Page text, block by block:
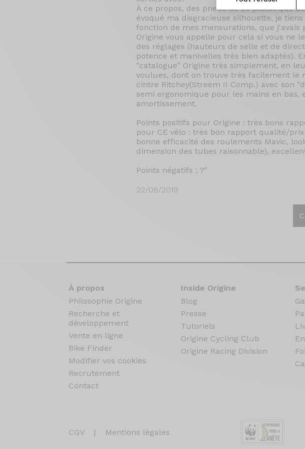
À ce propos, des pneus de 25 plutôt que
évoqué ma disgracieuse silhouette, je
fonction de mes mensurations, que
Origine vous appelle pour cela si vous ne
des réglages (hauteurs de selle et de
potence et manivelles très bien adaptés).
"catalogue" Origine très simplement, en
voulues, dont on trouve très facilement le
cintre Ritchey(Streem II Comp.) avec son
semi ergonomique pour les mains en
amortissement.
Points positifs pour Origine : très bons
pour CE vélo : très bon rapport qualité/
bonne efficacité des roulements Mavic,
dimension des tubes raisonnable),
Points négatifs : ?"
22/08/2019
À propos
Philosophie Origine
Recherche et
développement
Vente en ligne
Bike Finder
Modifier vos cookies
Recrutement
Contact
Inside Origine
Blog
Presse
Tutoriels
Origine Cycling Club
Origine Racing Division
CGV | Mentions légales